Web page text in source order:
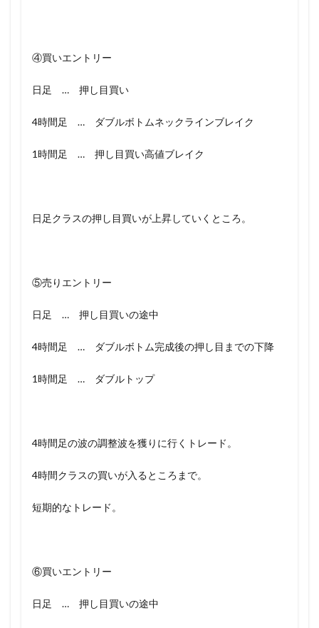
④買いエントリー
日足 … 押し目買い
4時間足 … ダブルボトムネックラインブレイク
1時間足 … 押し目買い高値ブレイク
日足クラスの押し目買いが上昇していくところ。
⑤売りエントリー
日足 … 押し目買いの途中
4時間足 … ダブルボトム完成後の押し目までの下降
1時間足 … ダブルトップ
4時間足の波の調整波を獲りに行くトレード。
4時間クラスの買いが入るところまで。
短期的なトレード。
⑥買いエントリー
日足 … 押し目買いの途中